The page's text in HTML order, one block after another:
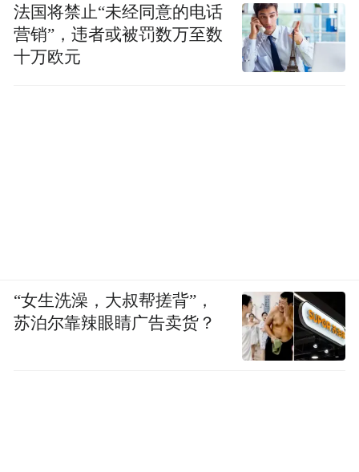
法国将禁止“未经同意的电话
营销”，违者或被罚数万至数
十万欧元
“女生洗澡，大叔帮搓背”，
苏泊尔靠辣眼睛广告卖货？